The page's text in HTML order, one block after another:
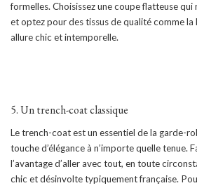
formelles. Choisissez une coupe flatteuse
et optez pour des tissus de qualité comme la
allure chic et intemporelle.
5. Un trench-coat classique
Le trench-coat est un essentiel de la garde-
touche d’élégance à n’importe quelle tenue.
l’avantage d’aller avec tout, en toute
chic et désinvolte typiquement française.